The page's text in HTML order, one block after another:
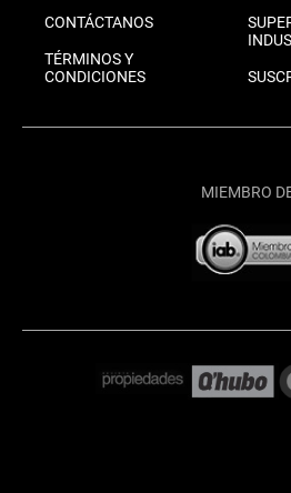
CONTÁCTANOS
TÉRMINOS Y
CONDICIONES
MIEMBRO